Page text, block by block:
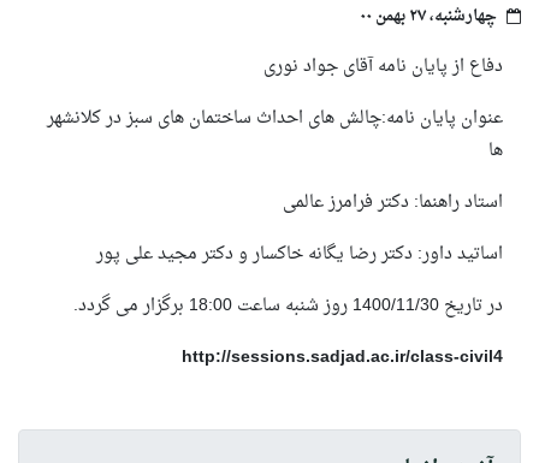
چهارشنبه، ۲۷ بهمن ۰۰
دفاع از پایان نامه آقای جواد نوری
عنوان پایان نامه:چالش های احداث ساختمان های سبز در کلانشهر
ها
استاد راهنما: دکتر فرامرز عالمی
اساتید داور: دکتر رضا یگانه خاکسار و دکتر مجید علی پور
در تاریخ1400/11/30روز شنبه ساعت18:00 برگزار می گردد.
http://sessions.sadjad.ac.ir/class-civil4